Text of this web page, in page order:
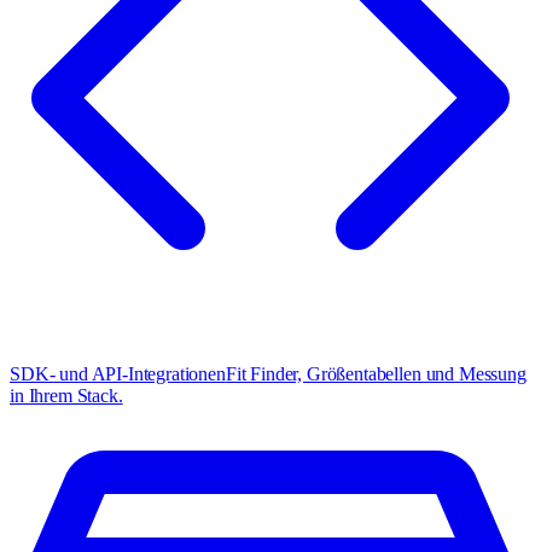
SDK- und API-IntegrationenFit Finder, Größentabellen und Messung
in Ihrem Stack.